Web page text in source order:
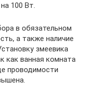
100 Вт.
в обязательном
а также наличие
змеевика
как ванная комната
проводимости